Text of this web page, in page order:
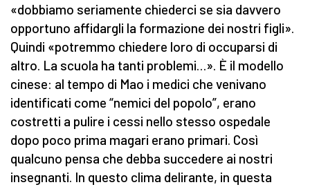
«dobbiamo seriamente chiederci se sia davvero
opportuno affidargli la formazione dei nostri figli».
Quindi «potremmo chiedere loro di occuparsi di
altro. La scuola ha tanti problemi…». È il modello
cinese: al tempo di Mao i medici che venivano
identificati come “nemici del popolo”, erano
costretti a pulire i cessi nello stesso ospedale
dopo poco prima magari erano primari. Così
qualcuno pensa che debba succedere ai nostri
insegnanti. In questo clima delirante, in questa